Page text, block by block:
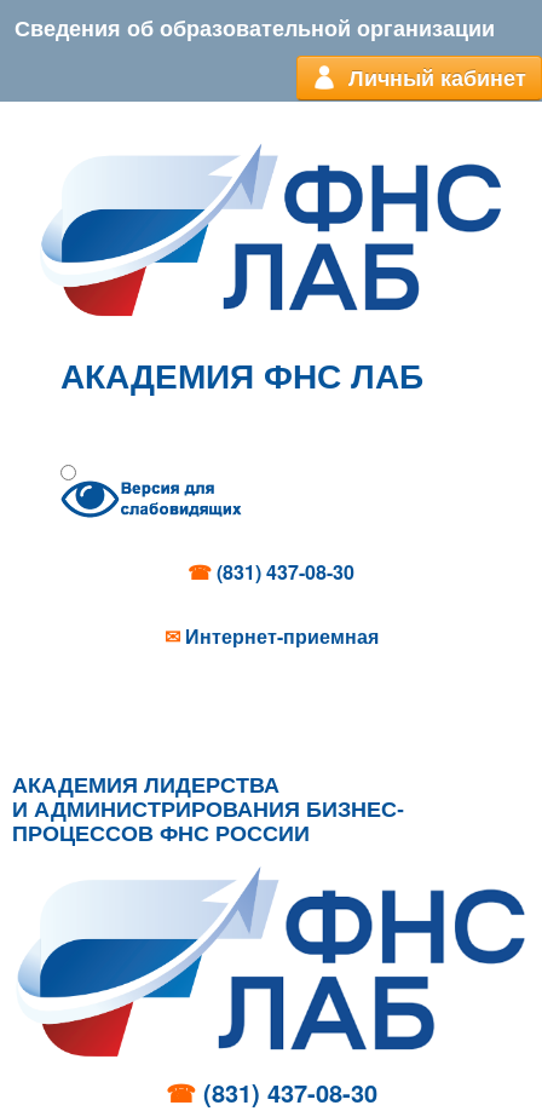
Сведения об образовательной организации
Личный кабинет
АКАДЕМИЯ ФНС ЛАБ
☎(831) 437-08-30
✉ Интернет-приемная
АКАДЕМИЯ ЛИДЕРСТВА
И АДМИНИСТРИРОВАНИЯ БИЗНЕС-
ПРОЦЕССОВ ФНС РОССИИ
☎ (831) 437-08-30